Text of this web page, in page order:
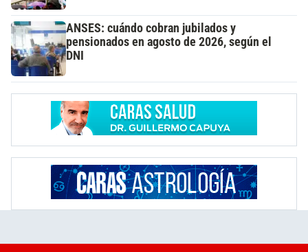
ANSES: cuándo cobran jubilados y
pensionados en agosto de 2026, según el
DNI